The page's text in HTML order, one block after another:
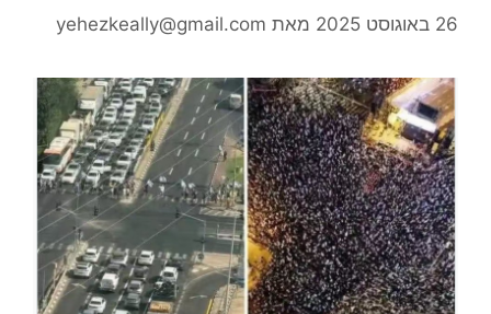
26 באוגוסט 2025 מאת yehezkeally@gmail.com